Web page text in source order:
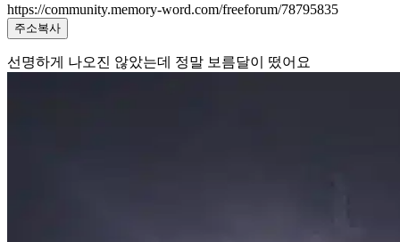
https://community.memory-word.com/freeforum/78795835
주소복사
선명하게 나오진 않았는데 정말 보름달이 떴어요